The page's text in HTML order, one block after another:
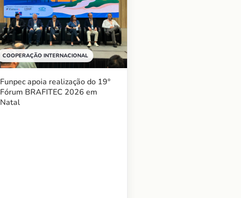
COOPERAÇÃO INTERNACIONAL
Funpec apoia realização do 19°
Fórum BRAFITEC 2026 em
Natal